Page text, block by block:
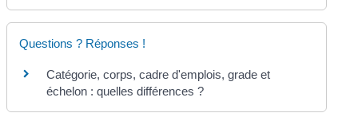
Questions ? Réponses !
Catégorie, corps, cadre d'emplois, grade et
échelon : quelles différences ?